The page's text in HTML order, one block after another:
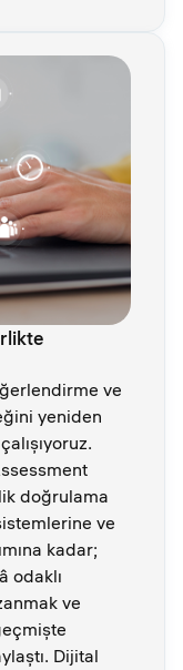
ve
yeniden
doğrulama
ve
kadar;
odaklı
ve
Dijital